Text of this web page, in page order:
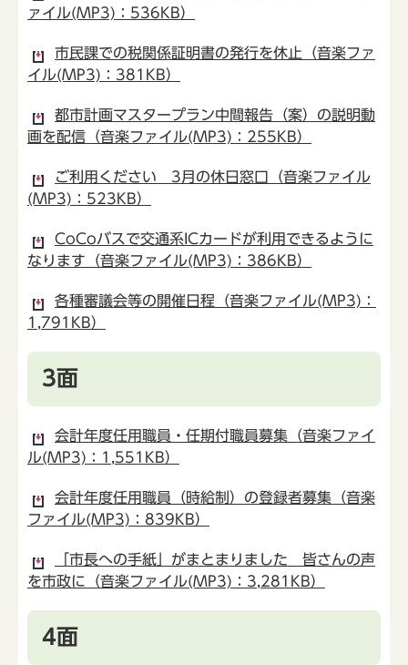
ァイル(MP3)：536KB）
市民課での税関係証明書の発行を休止（音楽ファ
イル(MP3)：381KB）
都市計画マスタープラン中間報告（案）の説明動
画を配信（音楽ファイル(MP3)：255KB）
ご利用ください 3月の休日窓口（音楽ファイル
(MP3)：523KB）
CoCoバスで交通系ICカードが利用できるように
なります（音楽ファイル(MP3)：386KB）
各種審議会等の開催日程（音楽ファイル(MP3)：
1,791KB）
3面
会計年度任用職員・任期付職員募集（音楽ファイ
ル(MP3)：1,551KB）
会計年度任用職員（時給制）の登録者募集（音楽
ファイル(MP3)：839KB）
「市長への手紙」がまとまりました 皆さんの声
を市政に（音楽ファイル(MP3)：3,281KB）
4面